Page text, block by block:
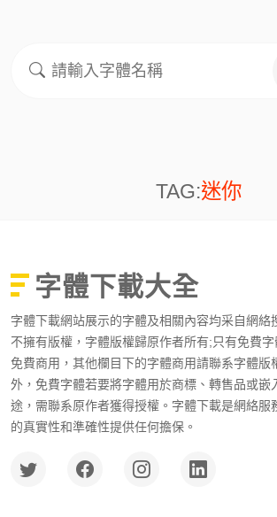
TAG:迷你
字體下載大全
字體下載網站展示的字體及相關內容均采自網絡
不擁有版權，字體版權歸原作者所有;只有免費
免費商用，其他欄目下的字體商用請聯系字體版
外，免費字體若要將字體用於商標、轉售品或嵌
途，需聯系原作者獲得授權。字體下載是網絡服
的真實性和準確性提供任何擔保。